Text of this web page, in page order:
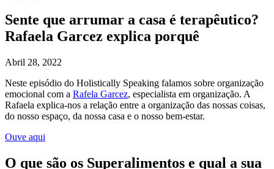
Sente que arrumar a casa é terapêutico?
Rafaela Garcez explica porquê
Abril 28, 2022
Neste episódio do Holistically Speaking falamos sobre organização
emocional com a Rafela Garcez, especialista em organização. A
Rafaela explica-nos a relação entre a organização das nossas coisas,
do nosso espaço, da nossa casa e o nosso bem-estar.
Ouve aqui
O que são os Superalimentos e qual a sua